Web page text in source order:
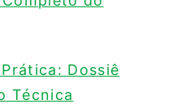
Dossiê
Técnica